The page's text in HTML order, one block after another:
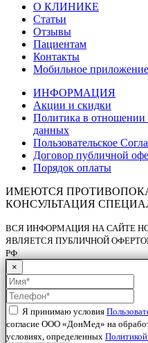
О КЛИНИКЕ
Статьи
Отзывы
Пациентам
Контакты
Мобильное приложение
ИНФОРМАЦИЯ
Акции и скидки
Политика в отношении
данных
Пользовательское
Договор публичной
Порядок оплаты
ИМЕЮТСЯ
КОНСУЛЬТАЦИЯ
ВСЯ ИНФОРМАЦИЯ НА САЙТЕ
ЯВЛЯЕТСЯ ПУБЛИЧНОЙ
РФ
×
Я принимаю условия
согласие ООО «ДонМед» на
условиях, определенных